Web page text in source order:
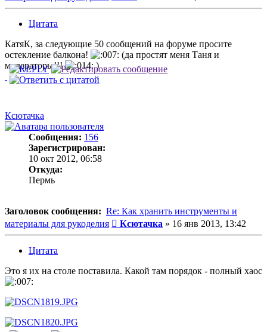
Цитата
КатяК, за следующие 50 сообщений на форуме просите
остекление балкона!
(да простят меня Таня и
модераторы!!!
)
Ксютачка
Сообщения: 156
Зарегистрирован:
10 окт 2012, 06:58
Откуда:
Пермь
Заголовок сообщения: Re: Как хранить инструменты и
материалы для рукоделия
Сообщение
Ксютачка » 16 янв 2013, 13:42
Цитата
Это я их на столе поставила. Какой там порядок - полный хаос